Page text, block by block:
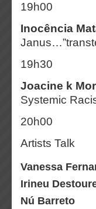
19h00
Inocência
19h30
Joacine k
Systemic
20h00
Artists Talk
Vanessa
Irineu
Nú Barreto